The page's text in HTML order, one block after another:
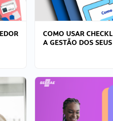
COMO USAR
A GESTÃO DOS